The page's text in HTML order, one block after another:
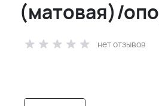
(матовая)/
нет отзывов